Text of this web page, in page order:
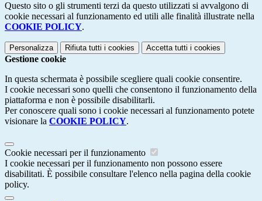
Questo sito o gli strumenti terzi da questo utilizzati si avvalgono di
cookie necessari al funzionamento ed utili alle finalità illustrate nella
COOKIE POLICY.
Personalizza Rifiuta tutti i cookies Accetta tutti i cookies
Gestione cookie
In questa schermata è possibile scegliere quali cookie consentire.
I cookie necessari sono quelli che consentono il funzionamento della
piattaforma e non è possibile disabilitarli.
Per conoscere quali sono i cookie necessari al funzionamento potete
visionare la COOKIE POLICY.
Cookie necessari per il funzionamento
I cookie necessari per il funzionamento non possono essere
disabilitati. È possibile consultare l'elenco nella pagina della cookie
policy.